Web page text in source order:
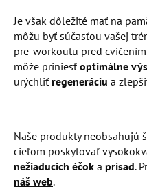
Je však dôležité mať na
môžu byť súčasťou vašej
pre-workoutu pred
môže priniesť optimálne
urýchliť regeneráciu a
Naše produktyneobsahujú
cieľom poskytovať
nežiaducich éčok a prísad.
náš web.